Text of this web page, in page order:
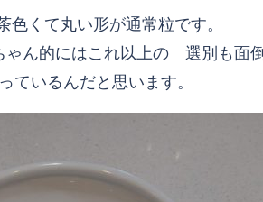
くて丸い形が通常粒です。
ん的にはこれ以上の 選別も面
いるんだと思います。